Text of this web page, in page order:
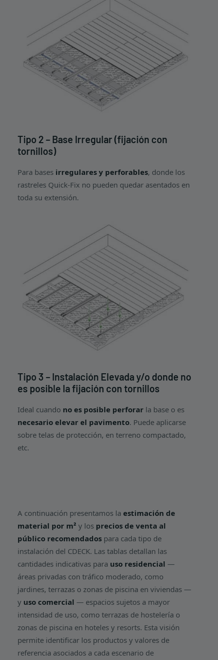
Tipo 2 – Base Irregular (fijación con
tornillos)
Para bases irregulares y perforables, donde los
rastreles Quick-Fix no pueden quedar asentados en
toda su extensión.
Tipo 3 – Instalación Elevada y/o donde no
es posible la fijación con tornillos
Ideal cuando no es posible perforar la base o es
necesario elevar el pavimento. Puede aplicarse
sobre telas de protección, en terreno compactado,
etc.
A continuación presentamos la estimación de
material por m² y los precios de venta al
público recomendados para cada tipo de
instalación del CDECK. Las tablas detallan las
cantidades indicativas para uso residencial —
áreas privadas con tráfico moderado, como
jardines, terrazas o zonas de piscina en viviendas —
y uso comercial — espacios sujetos a mayor
intensidad de uso, como terrazas de hostelería o
zonas de piscina en hoteles y resorts. Esta visión
permite identificar los productos y valores de
referencia asociados a cada escenario de